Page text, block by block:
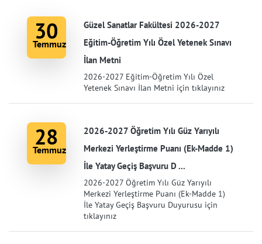
30
Temmuz
Güzel Sanatlar Fakültesi 2026-2027
Eğitim-Öğretim Yılı Özel Yetenek Sınavı
İlan Metni
2026-2027 Eğitim-Öğretim Yılı Özel
Yetenek Sınavı İlan Metni için tıklayınız
28
Temmuz
2026-2027 Öğretim Yılı Güz Yarıyılı
Merkezi Yerleştirme Puanı (Ek-Madde 1)
İle Yatay Geçiş Başvuru D ...
2026-2027 Öğretim Yılı Güz Yarıyılı
Merkezi Yerleştirme Puanı (Ek-Madde 1)
İle Yatay Geçiş Başvuru Duyurusu için
tıklayınız